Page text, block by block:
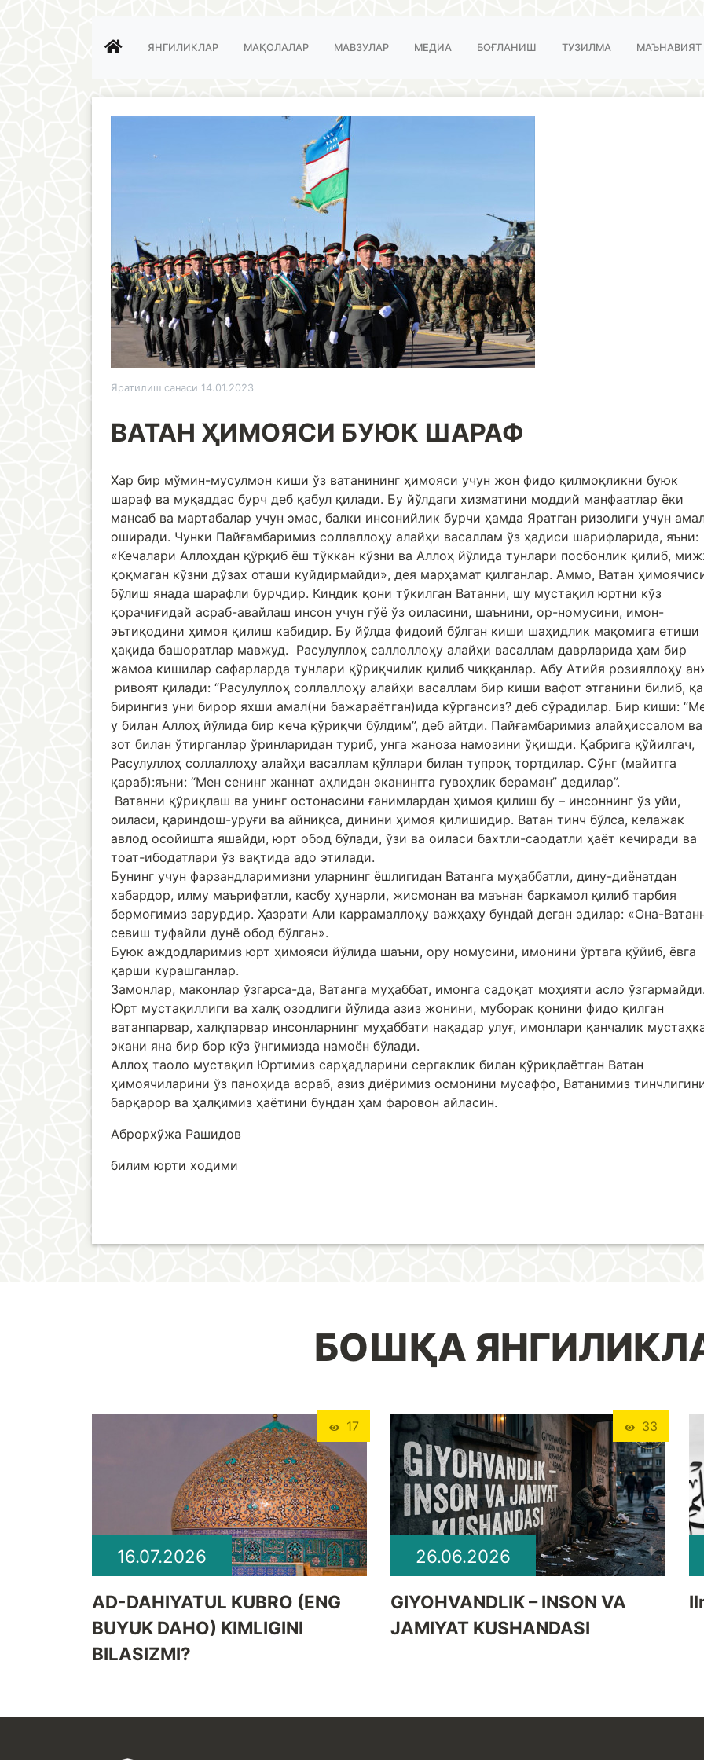
ЯНГИЛИКЛАР МАҚОЛАЛАР МАВЗУЛАР МЕДИА БОҒЛАНИШ ТУЗИЛМА МАЪНАВИЯТ
Яратилиш санаси 14.01.2023
ВАТАН ҲИМОЯСИ БУЮК ШАРАФ
Хар бир мўмин-мусулмон киши ўз ватанининг ҳимояси учун жон фидо қилмоқликни буюк
шараф ва муқаддас бурч деб қабул қилади. Бу йўлдаги хизматини моддий манфаатлар ёки
мансаб ва мартабалар учун эмас, балки инсонийлик бурчи ҳамда Яратган ризолиги учун
оширади. Чунки Пайғамбаримиз соллаллоҳу алайҳи васаллам ўз ҳадиси шарифларида, яъни:
«Кечалари Аллоҳдан қўрқиб ёш тўккан кўзни ва Аллоҳ йўлида тунлари посбонлик қилиб,
қоқмаган кўзни дўзах оташи куйдирмайди», дея марҳамат қилганлар. Аммо, Ватан
бўлиш янада шарафли бурчдир. Киндик қони тўкилган Ватанни, шу мустақил юртни кўз
қорачиғидай асраб-авайлаш инсон учун гўё ўз оиласини, шаънини, ор-номусини, имон-
эътиқодини ҳимоя қилиш кабидир. Бу йўлда фидоий бўлган киши шаҳидлик мақомига етиши
ҳақида башоратлар мавжуд. Расулуллоҳ саллоллоҳу алайҳи васаллам даврларида ҳам бир
жамоа кишилар сафарларда тунлари қўриқчилик қилиб чиққанлар. Абу Атийя розияллоҳу
ривоят қилади: “Расулуллоҳ соллаллоҳу алайҳи васаллам бир киши вафот этганини билиб,
бирингиз уни бирор яхши амал(ни бажараётган)ида кўргансиз? деб сўрадилар. Бир киши:
у билан Аллоҳ йўлида бир кеча қўриқчи бўлдим”, деб айтди. Пайғамбаримиз алайҳиссалом
зот билан ўтирганлар ўринларидан туриб, унга жаноза намозини ўқишди. Қабрига қўйилгач,
Расулуллоҳ соллаллоҳу алайҳи васаллам қўллари билан тупроқ тортдилар. Сўнг (майитга
қараб):яъни: “Мен сенинг жаннат аҳлидан эканингга гувоҳлик бераман” дедилар”.
Ватанни қўриқлаш ва унинг остонасини ғанимлардан ҳимоя қилиш бу – инсоннинг ўз уйи,
оиласи, қариндош-уруғи ва айниқса, динини ҳимоя қилишидир. Ватан тинч бўлса, келажак
авлод осойишта яшайди, юрт обод бўлади, ўзи ва оиласи бахтли-саодатли ҳаёт кечиради ва
тоат-ибодатлари ўз вақтида адо этилади.
Бунинг учун фарзандларимизни уларнинг ёшлигидан Ватанга муҳаббатли, дину-диёнатдан
хабардор, илму маърифатли, касбу ҳунарли, жисмонан ва маънан баркамол қилиб тарбия
бермоғимиз зарурдир. Ҳазрати Али каррамаллоҳу важҳаҳу бундай деган эдилар: «Она-
севиш туфайли дунё обод бўлган».
Буюк аждодларимиз юрт ҳимояси йўлида шаъни, ору номусини, имонини ўртага қўйиб, ёвга
қарши курашганлар.
Замонлар, маконлар ўзгарса-да, Ватанга муҳаббат, имонга садоқат моҳияти асло
Юрт мустақиллиги ва халқ озодлиги йўлида азиз жонини, муборак қонини фидо қилган
ватанпарвар, халқпарвар инсонларнинг муҳаббати нақадар улуғ, имонлари қанчалик
экани яна бир бор кўз ўнгимизда намоён бўлади.
Аллоҳ таоло мустақил Юртимиз сарҳадларини сергаклик билан қўриқлаётган Ватан
ҳимоячиларини ўз паноҳида асраб, азиз диёримиз осмонини мусаффо, Ватанимиз
барқарор ва ҳалқимиз ҳаётини бундан ҳам фаровон айласин.
Аброрхўжа Рашидов
билим юрти ходими
БОШҚА
17
16.07.2026
​AD-DAHIYATUL KUBRO (ENG
BUYUK DAHO) KIMLIGINI
BILASIZMI?
33
26.06.2026
GIYOHVANDLIK – INSON VA
JAMIYAT KUSHANDASI